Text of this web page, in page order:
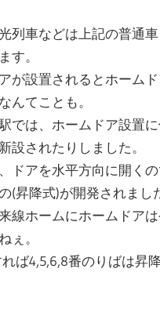
列車などは上記の普通
す。
が設置されるとホーム
んてことも。
では、ホームドア設置
設されたりしました。
ドアを水平方向に開く
(昇降式)が開発されまし
線ホームにホームドア
ぇ。
ば4,5,6,8番のりばは昇